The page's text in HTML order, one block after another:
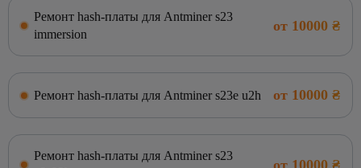
Ремонт hash-платы для Antminer s23
immersion
от 10000 ₴
Ремонт hash-платы для Antminer s23e u2h от 10000 ₴
Ремонт hash-платы для Antminer s23
от 10000 ₴